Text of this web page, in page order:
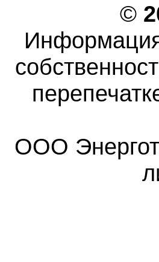
©
ООО